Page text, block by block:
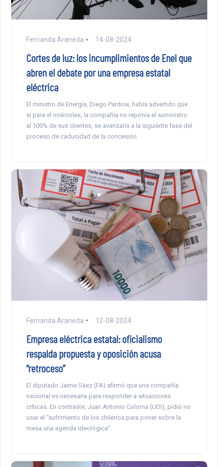
Fernanda Araneda 14-08-2024
Cortes de luz: los incumplimientos de Enel que
abren el debate por una empresa estatal
eléctrica
El ministro de Energía, Diego Pardow, había advertido que
si para el miércoles, la compañía no reponía el suministro
al 100% de sus clientes, se avanzaría a la siguiente fase del
proceso de caducidad de la concesión.
Fernanda Araneda 12-08-2024
Empresa eléctrica estatal: oficialismo
respalda propuesta y oposición acusa
“retroceso”
El diputado Jaime Sáez (FA) afirmó que una compañía
nacional es necesaria para responder a situaciones
críticas. En contraste, Juan Antonio Coloma (UDI), pidió no
usar el “sufrimiento de los chilenos para poner sobre la
mesa una agenda ideológica”.